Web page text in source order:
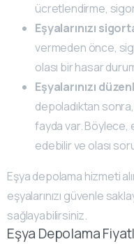
ücretlendirme,
Eşyalarınızı
vermeden önce,
olası bir hasar
Eşyalarınızı
depoladıktan
fayda var. Böylece,
edebilir ve olası
Eşya depolama hizmeti
eşyalarınızı güvenle
sağlayabilirsiniz.
Eşya Depolama